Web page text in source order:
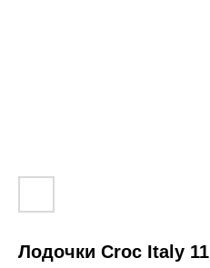
Лодочки Croc Italy 11